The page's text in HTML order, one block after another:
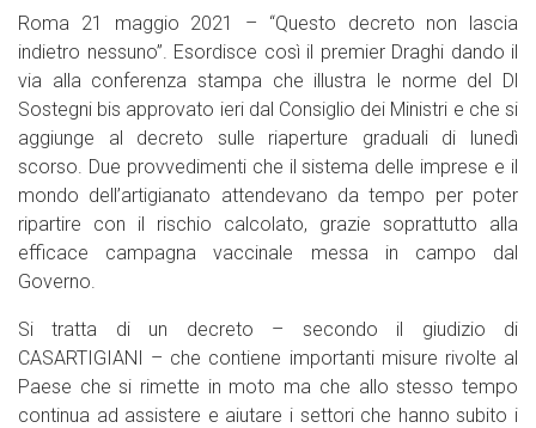
Roma 21 maggio 2021 – “Questo decreto non lascia
indietro nessuno”. Esordisce così il premier Draghi dando il
via alla conferenza stampa che illustra le norme del Dl
Sostegni bis approvato ieri dal Consiglio dei Ministri e che si
aggiunge al decreto sulle riaperture graduali di lunedì
scorso. Due provvedimenti che il sistema delle imprese e il
mondo dell’artigianato attendevano da tempo per poter
ripartire con il rischio calcolato, grazie soprattutto alla
efficace campagna vaccinale messa in campo dal
Governo.
Si tratta di un decreto – secondo il giudizio di
CASARTIGIANI – che contiene importanti misure rivolte al
Paese che si rimette in moto ma che allo stesso tempo
continua ad assistere e aiutare i settori che hanno subito i